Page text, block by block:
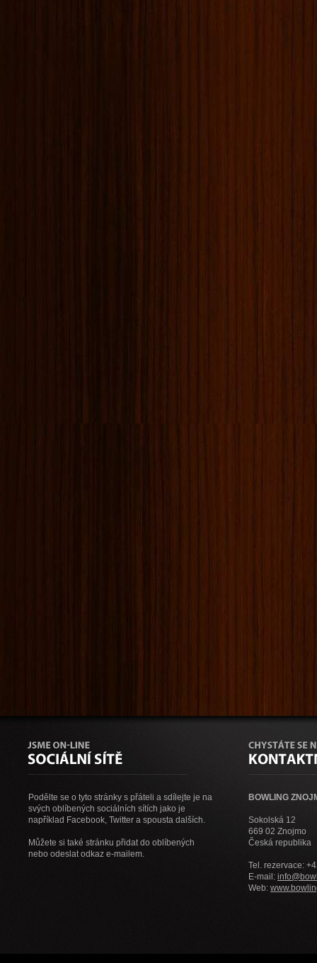
Podělte se o tyto stránky s přáteli a sdílejte je na
svých oblíbených sociálních sítích jako je
například Facebook, Twitter a spousta dalších.
Můžete si také stránku přidat do oblíbených
nebo odeslat odkaz e-mailem.
BOWLING
Sokolská 12
669 02 Znojmo
Česká republika
Tel. rezervace:
E-mail:
Web: